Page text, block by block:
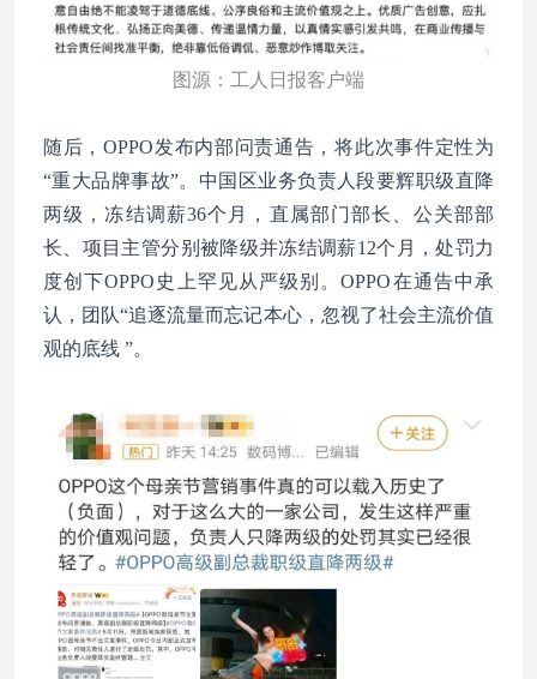
图源：工人日报客户端
随后，OPPO发布内部问责通告，将此次事件定性为
“重大品牌事故”。中国区业务负责人段要辉职级直降
两级，冻结调薪36个月，直属部门部长、公关部部
长、项目主管分别被降级并冻结调薪12个月，处罚力
度创下OPPO史上罕见从严级别。OPPO在通告中承
认，团队“追逐流量而忘记本心，忽视了社会主流价值
观的底线 ”。